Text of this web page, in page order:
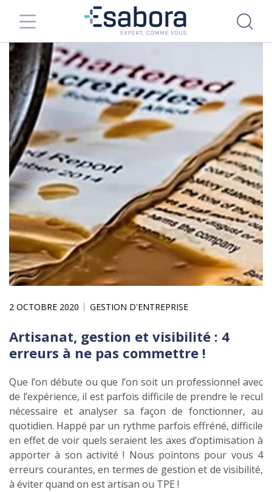
2 OCTOBRE 2020 GESTION D'ENTREPRISE
Artisanat, gestion et visibilité : 4
erreurs à ne pas commettre !
Que l’on débute ou que l’on soit un professionnel avec
de l’expérience, il est parfois difficile de prendre le recul
nécessaire et analyser sa façon de fonctionner, au
quotidien. Happé par un rythme parfois effréné, difficile
en effet de voir quels seraient les axes d’optimisation à
apporter à son activité ! Nous pointons pour vous 4
erreurs courantes, en termes de gestion et de visibilité,
à éviter quand on est artisan ou TPE !